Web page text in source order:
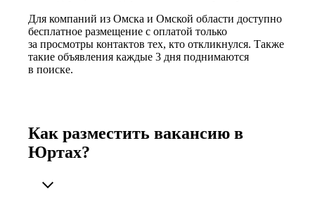
Для компаний из Омска и Омской области доступно
бесплатное размещение с оплатой только
за просмотры контактов тех, кто откликнулся. Также
такие объявления каждые 3 дня поднимаются
в поиске.
Как разместить вакансию в
Юртах?